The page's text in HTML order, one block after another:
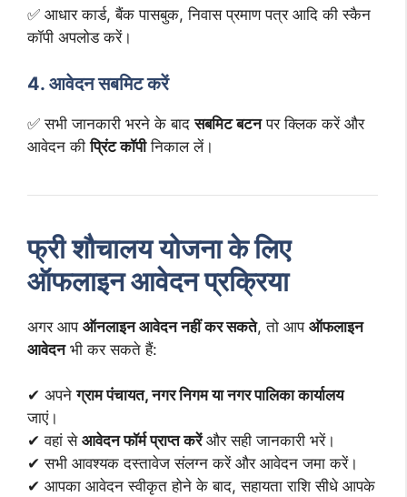
✅ आधार कार्ड, बैंक पासबुक, निवास प्रमाण पत्र आदि की स्कैन
कॉपी अपलोड करें।
4. आवेदन सबमिट करें
✅ सभी जानकारी भरने के बादसबमिट बटनपर क्लिक करें और
आवेदन कीप्रिंट कॉपीनिकाल लें।
फ्री शौचालय योजना के लिए
ऑफलाइन आवेदन प्रक्रिया
अगर आप ऑनलाइन आवेदन नहीं कर सकते, तो आप ऑफलाइन
आवेदनभी कर सकते हैं:
✔ अपनेग्राम पंचायत, नगर निगम या नगर पालिका कार्यालय
जाएं।
✔ वहां से आवेदन फॉर्म प्राप्त करेंऔर सही जानकारी भरें।
✔ सभी आवश्यक दस्तावेज संलग्न करें और आवेदन जमा करें।
✔ आपका आवेदन स्वीकृत होने के बाद, सहायता राशि सीधे आपके